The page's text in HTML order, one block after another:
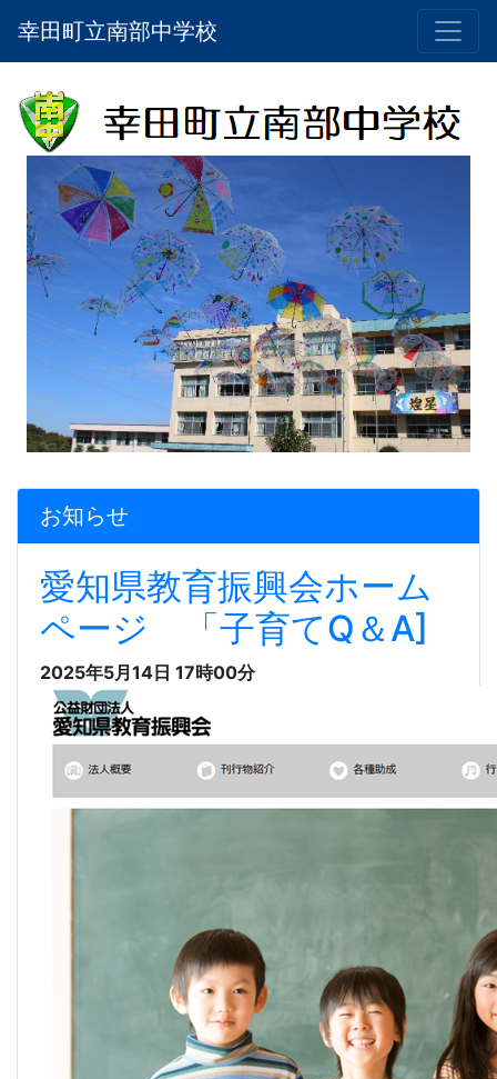
幸田町立南部中学校
お知らせ
愛知県教育振興会ホーム
ページ 「子育てQ＆A]
2025年5月14日 17時00分